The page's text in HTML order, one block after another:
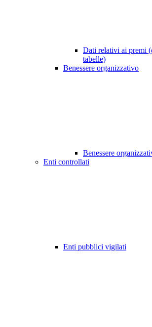
Dati relativi ai premi
tabelle)
Benessere organizzativo
Benessere
Enti controllati
Enti pubblici vigilati